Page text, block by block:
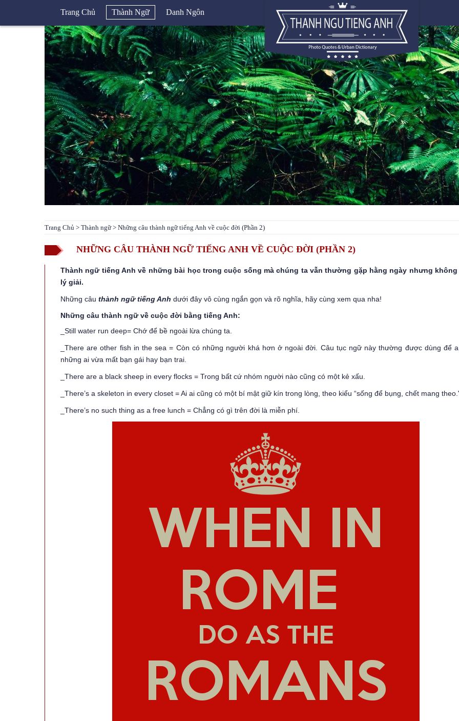
Trang Chủ Thành Ngữ Danh Ngôn
Trang Chủ > Thành ngữ> Những câu thành ngữ tiếng Anh về cuộc đời (Phần 2)
NHỮNG CÂU THÀNH NGỮ TIẾNG ANH VỀ CUỘC ĐỜI (PHẦN 2)
Thành ngữ tiếng Anh về những bài học trong cuộc sống mà chúng ta vẫn thường gặp hằng ngày nhưng không
lý giải.
Những câu thành ngữ tiếng Anh dưới đây vô cùng ngắn gọn và rõ nghĩa, hãy cùng xem qua nha!
Những câu thành ngữ về cuộc đời bằng tiếng Anh:
_Still water run deep= Chớ để bề ngoài lừa chúng ta.
_There are other fish in the sea = Còn có những người khá hơn ở ngoài đời. Câu tục ngữ này thường được dùng để
những ai vừa mất bạn gái hay bạn trai.
_There are a black sheep in every flocks = Trong bất cứ nhóm người nào cũng có một kẻ xấu.
_There’s a skeleton in every closet = Ai ai cũng có một bí mật giữ kín trong lòng, theo kiểu “sống để bụng, chết mang
_There’s no such thing as a free lunch = Chẳng có gì trên đời là miễn phí.